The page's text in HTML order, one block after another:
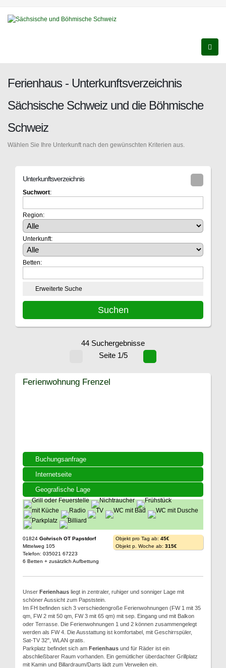
Ferienhaus - Unterkunftsverzeichnis
Sächsische Schweiz und die Böhmische
Schweiz
Wählen Sie Ihre Unterkunft nach den gewünschten Kriterien aus.
Unterkunftsverzeichnis
Suchwort:
Region:
Unterkunft:
Betten:
Erweiterte Suche
44 Suchergebnisse
Seite 1/5
Buchungsanfrage
Internetseite
Geografische Lage
Ferienwohnung Frenzel
01824 Gohrisch OT Papstdorf
Mittelweg 105
Telefon: 035021 67223
6 Betten + zusätzlich Aufbettung
Objekt pro Tag ab: 45€
Objekt p. Woche ab: 315€
Unser Ferienhaus liegt in zentraler, ruhiger und sonniger Lage mit
schöner Aussicht zum Papststein.
Im FH befinden sich 3 verschiedengroße Ferienwohnungen (FW 1 mit 35
qm, FW 2 mit 50 qm, FW 3 mit 65 qm) mit sep. Eingang und mit Balkon
oder Terrasse. Die Ferienwohnungen 1 und 2 können zusammengelegt
werden als FW 4. Die Ausstattung ist komfortabel, mit Geschirrspüler,
Sat-TV 32", WLAN gratis.
Parkplatz befindet sich am Ferienhaus und für Räder ist ein
abschließbarer Raum vorhanden. Ein gemütlicher überdachter Grillplatz
mit Kamin und Billardraum/Darts lädt zum Verweilen ein.